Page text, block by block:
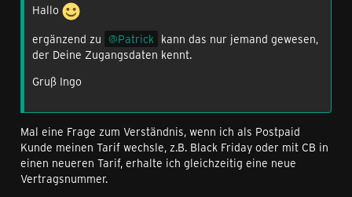
Hallo
ergänzend zu
Patrick kann das nur jemand gewesen,
der Deine Zugangsdaten kennt.
Gruß Ingo
Mal eine Frage zum Verständnis, wenn ich als Postpaid
Kunde meinen Tarif wechsle, z.B. Black Friday oder mit CB in
einen neueren Tarif, erhalte ich gleichzeitig eine neue
Vertragsnummer.